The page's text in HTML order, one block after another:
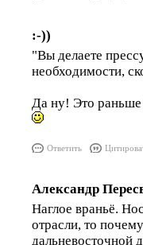
:-))
"Вы делаете
необходимости,
Да ну! Это раньше
Ответить
Александр
Наглое враньё.
отрасли, то
дальневосточной